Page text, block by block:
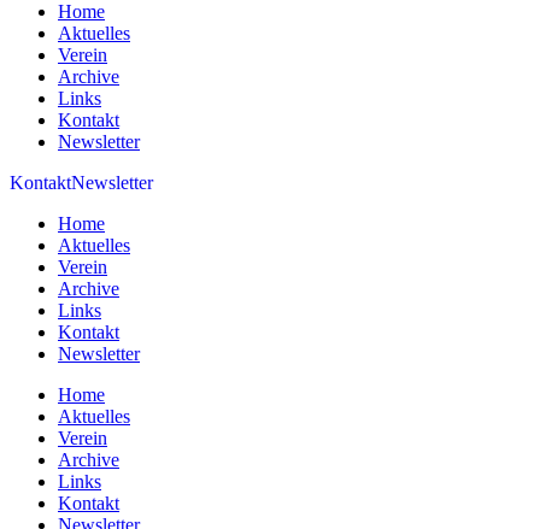
Home
Aktuelles
Verein
Archive
Links
Kontakt
Newsletter
KontaktNewsletter
Home
Aktuelles
Verein
Archive
Links
Kontakt
Newsletter
Home
Aktuelles
Verein
Archive
Links
Kontakt
Newsletter